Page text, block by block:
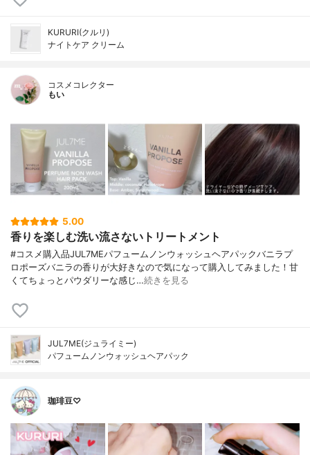
KURURI(クルリ)
ナイトケア クリーム
コスメコレクター
もい
5.00
香りを楽しむ洗い流さないトリートメント
#コスメ購入品JUL7MEパフュームノンウォッシュヘアパックバニラプ
ロポーズバニラの香りが大好きなので気になって購入してみました！甘
くてちょっとパウダリーな感じ…続きを見る
JUL7ME(ジュライミー)
パフュームノンウォッシュヘアパック
珈琲豆♡